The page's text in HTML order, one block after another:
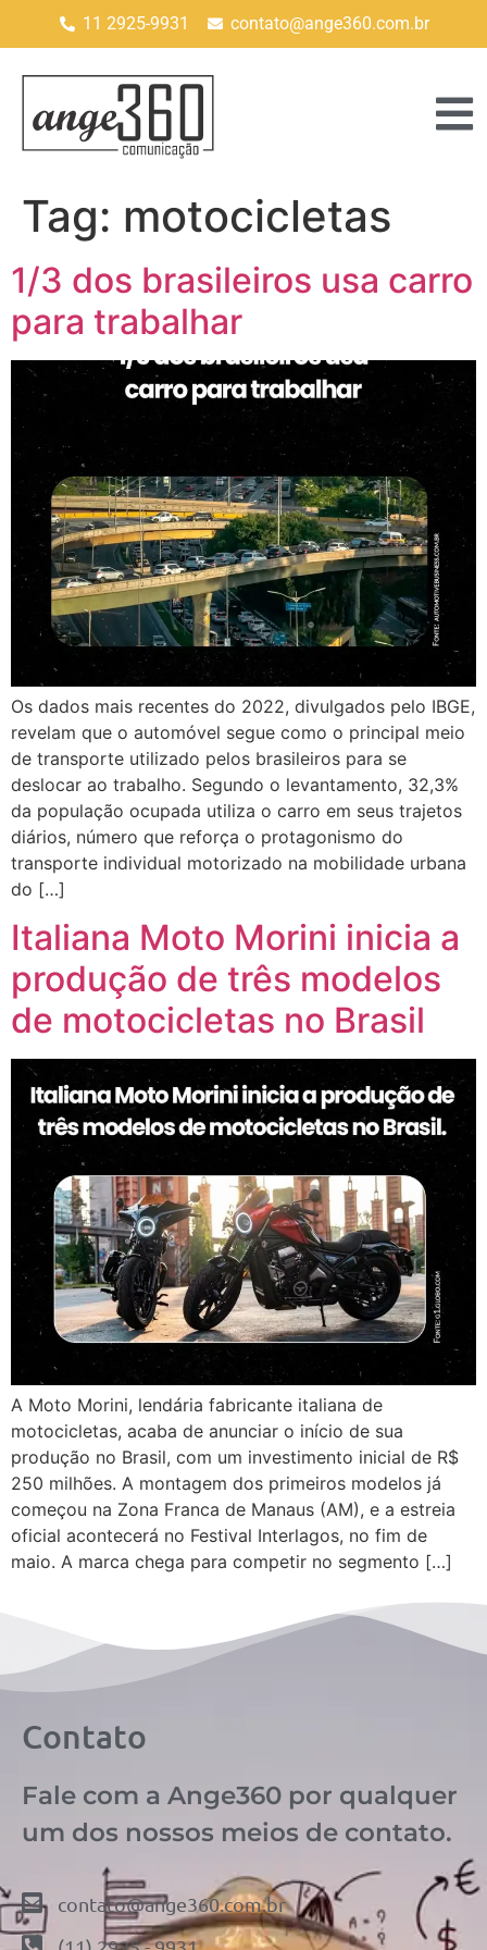
11 2925-9931 contato@ange360.com.br
Tag: motocicletas
1/3 dos brasileiros usa carro
para trabalhar
Os dados mais recentes do 2022, divulgados pelo IBGE,
revelam que o automóvel segue como o principal meio
de transporte utilizado pelos brasileiros para se
deslocar ao trabalho. Segundo o levantamento, 32,3%
da população ocupada utiliza o carro em seus trajetos
diários, número que reforça o protagonismo do
transporte individual motorizado na mobilidade urbana
do […]
Italiana Moto Morini inicia a
produção de três modelos
de motocicletas no Brasil
A Moto Morini, lendária fabricante italiana de
motocicletas, acaba de anunciar o início de sua
produção no Brasil, com um investimento inicial de R$
250 milhões. A montagem dos primeiros modelos já
começou na Zona Franca de Manaus (AM), e a estreia
oficial acontecerá no Festival Interlagos, no fim de
maio. A marca chega para competir no segmento […]
Contato
Fale com a Ange360 por qualquer
um dos nossos meios de contato.
contato@ange360.com.br